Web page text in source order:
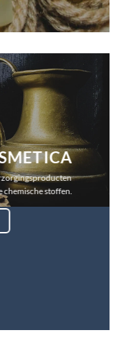
chemische stoffen.